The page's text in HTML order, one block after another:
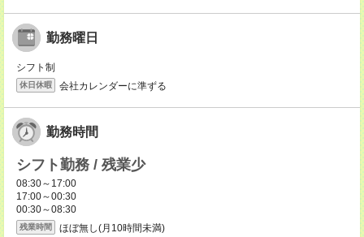
勤務曜日
シフト制
休日休暇 会社カレンダーに準ずる
勤務時間
シフト勤務 / 残業少
08:30～17:00
17:00～00:30
00:30～08:30
残業時間 ほぼ無し(月10時間未満)